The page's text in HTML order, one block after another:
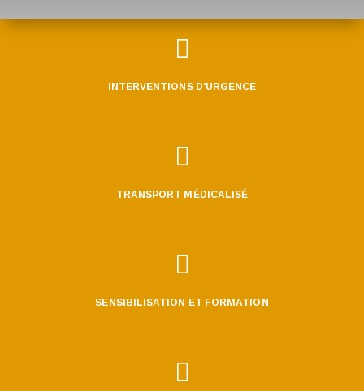

INTERVENTIONS D'URGENCE

TRANSPORT MÉDICALISÉ

SENSIBILISATION ET FORMATION
